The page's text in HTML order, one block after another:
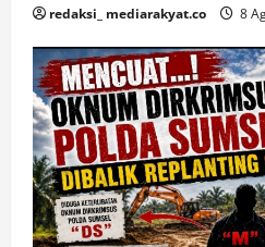
redaksi_ mediarakyat.co 8